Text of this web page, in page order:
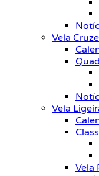
Vela
Vela
Vela